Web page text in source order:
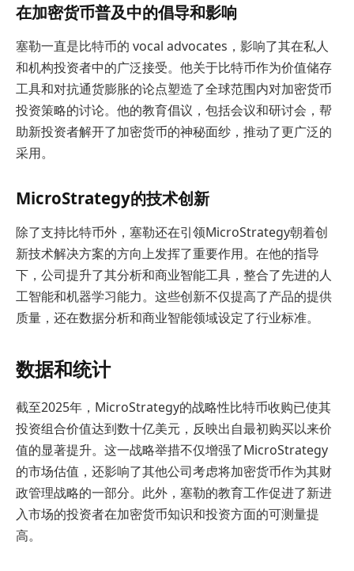
在加密货币普及中的倡导和影响
塞勒一直是比特币的 vocal advocates，影响了其在私人
和机构投资者中的广泛接受。他关于比特币作为价值储存
工具和对抗通货膨胀的论点塑造了全球范围内对加密货币
投资策略的讨论。他的教育倡议，包括会议和研讨会，帮
助新投资者解开了加密货币的神秘面纱，推动了更广泛的
采用。
MicroStrategy的技术创新
除了支持比特币外，塞勒还在引领MicroStrategy朝着创
新技术解决方案的方向上发挥了重要作用。在他的指导
下，公司提升了其分析和商业智能工具，整合了先进的人
工智能和机器学习能力。这些创新不仅提高了产品的提供
质量，还在数据分析和商业智能领域设定了行业标准。
数据和统计
截至2025年，MicroStrategy的战略性比特币收购已使其
投资组合价值达到数十亿美元，反映出自最初购买以来价
值的显著提升。这一战略举措不仅增强了MicroStrategy
的市场估值，还影响了其他公司考虑将加密货币作为其财
政管理战略的一部分。此外，塞勒的教育工作促进了新进
入市场的投资者在加密货币知识和投资方面的可测量提
高。